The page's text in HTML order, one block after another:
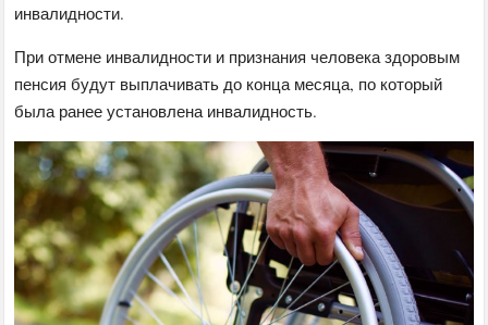
инвалидности.
При отмене инвалидности и признания человека здоровым
пенсия будут выплачивать до конца месяца, по который
была ранее установлена ​​инвалидность.